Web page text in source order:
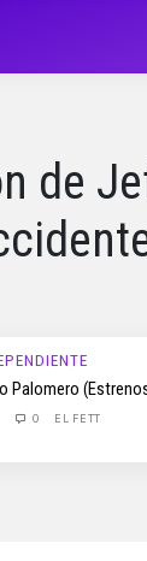
de
Palomero
0 EL FETT